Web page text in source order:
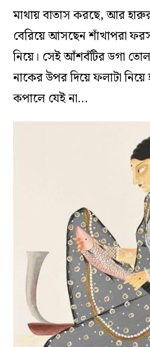
মাথায় বাতাস করছে, আর
বেরিয়ে আসছেন শাঁখাপরা
নিয়ে। সেই আঁশবঁটির ডগা
নাকের উপর দিয়ে ফলাটা
কপালে যেই না…